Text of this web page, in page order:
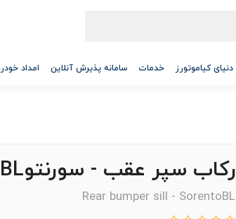
دنیای کیاموتورز خدمات سامانه پذیرش آنلاین امداد
رکاب سپر عقب - سورنتوBL
Rear bumper sill - SorentoBL